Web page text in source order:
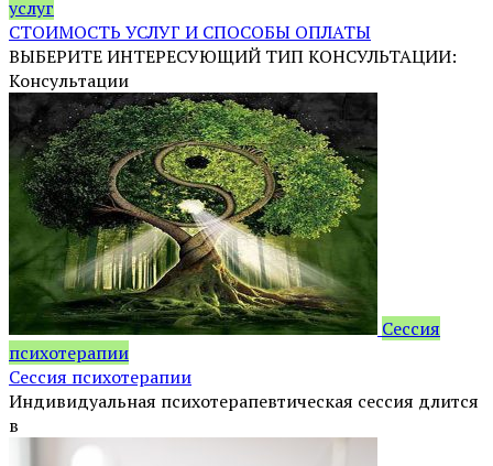
услуг
СТОИМОСТЬ УСЛУГ И СПОСОБЫ ОПЛАТЫ
ВЫБЕРИТЕ ИНТЕРЕСУЮЩИЙ ТИП КОНСУЛЬТАЦИИ:
Консультации
Сессия
психотерапии
Сессия психотерапии
Индивидуальная психотерапевтическая сессия длится
в